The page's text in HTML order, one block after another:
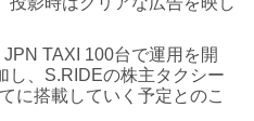
TAXI 100台で運用を開
し、S.RIDEの株主タクシー
に搭載していく予定とのこ